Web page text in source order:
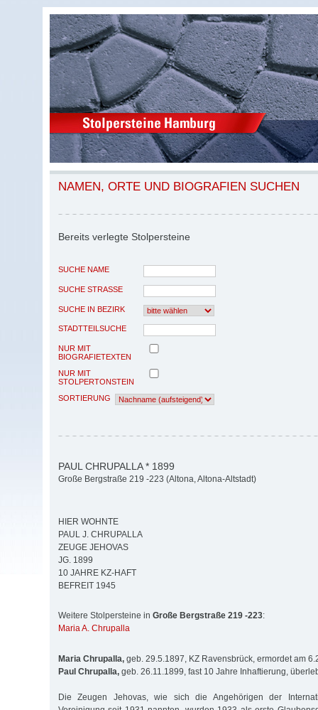
NAMEN, ORTE UND BIOGRAFIEN SUCHEN
Bereits verlegte Stolpersteine
SUCHE NAME
SUCHE STRASSE
SUCHE IN BEZIRK
STADTTEILSUCHE
NUR MIT
BIOGRAFIETEXTEN
NUR MIT
STOLPERTONSTEIN
SORTIERUNG
PAUL CHRUPALLA * 1899
Große Bergstraße 219 -223 (Altona, Altona-Altstadt)
HIER WOHNTE
PAUL J. CHRUPALLA
ZEUGE JEHOVAS
JG. 1899
10 JAHRE KZ-HAFT
BEFREIT 1945
Weitere Stolpersteine in Große Bergstraße 219 -223:
Maria A. Chrupalla
Maria Chrupalla, geb. 29.5.1897, KZ Ravensbrück, ermordet am
Paul Chrupalla, geb. 26.11.1899, fast 10 Jahre Inhaftierung,
Die Zeugen Jehovas, wie sich die Angehörigen der